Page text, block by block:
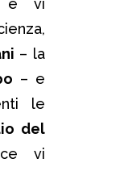
e vi
– la
– e
le
del
vi